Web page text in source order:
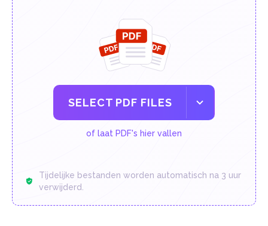
SELECT PDF FILES
of laat PDF's hier vallen
Tijdelijke bestanden worden automatisch na 3 uur
verwijderd.